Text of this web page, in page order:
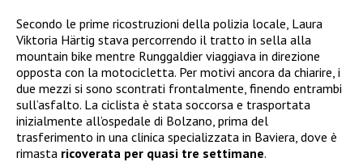
Secondo le prime ricostruzioni della polizia locale, Laura
Viktoria Härtig stava percorrendo il tratto in sella alla
mountain bike mentre Runggaldier viaggiava in direzione
opposta con la motocicletta. Per motivi ancora da chiarire, i
due mezzi si sono scontrati frontalmente, finendo entrambi
sull’asfalto. La ciclista è stata soccorsa e trasportata
inizialmente all’ospedale di Bolzano, prima del
trasferimento in una clinica specializzata in Baviera, dove è
rimasta ricoverata per quasi tre settimane.